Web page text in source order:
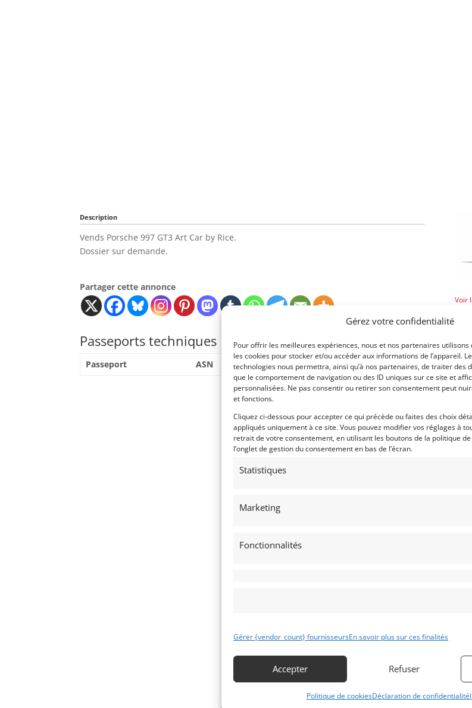
Gérez votre confidentialité
Pour offrir les meilleures expériences, nous et nos partenaires utilisons
les cookies pour stocker et/ou accéder aux informations de l’appareil.
technologies nous permettra, ainsi qu’à nos partenaires, de traiter des
que le comportement de navigation ou des ID uniques sur ce site et
personnalisées. Ne pas consentir ou retirer son consentement peut
et fonctions.
Cliquez ci-dessous pour accepter ce qui précède ou faites des choix
appliqués uniquement à ce site. Vous pouvez modifier vos réglages à
retrait de votre consentement, en utilisant les boutons de la politique
l’onglet de gestion du consentement en bas de l’écran.
Statistiques
Marketing
Fonctionnalités
Gérer {vendor_count} fournisseursEn savoir plus sur ces finalités
Accepter Refuser
Politique de cookiesDéclaration de confidentialité
Description
Vends Porsche 997 GT3 Art Car by Rice.
Dossier sur demande.
Partager cette annonce
Passeports techniques
Passeport ASN Numéro Extrait
Voir